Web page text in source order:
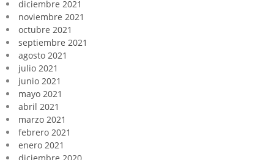
diciembre 2021
noviembre 2021
octubre 2021
septiembre 2021
agosto 2021
julio 2021
junio 2021
mayo 2021
abril 2021
marzo 2021
febrero 2021
enero 2021